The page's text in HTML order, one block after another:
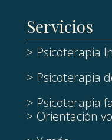
Servicios
> Psicoterapia
> Psicoterapia
> Psicoterapia
> Orientación